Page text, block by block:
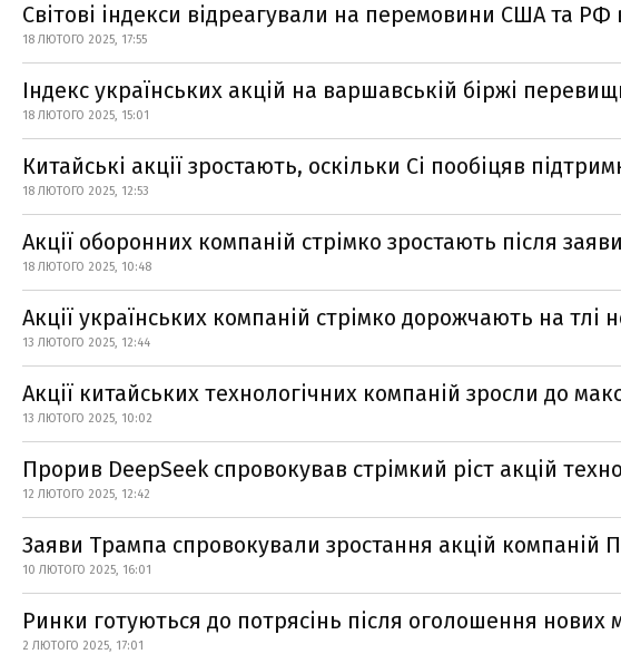
Світові індекси відреагували на перемовини США та РФ
18 ЛЮТОГО 2025, 17:55
Індекс українських акцій на варшавській біржі
18 ЛЮТОГО 2025, 15:01
Китайські акції зростають, оскільки Сі пообіцяв
18 ЛЮТОГО 2025, 12:53
Акції оборонних компаній стрімко зростають після
18 ЛЮТОГО 2025, 10:48
Акції українських компаній стрімко дорожчають на
13 ЛЮТОГО 2025, 12:44
Акції китайських технологічних компаній зросли до
13 ЛЮТОГО 2025, 10:02
Прорив DeepSeek спровокував стрімкий ріст акцій
12 ЛЮТОГО 2025, 12:42
Заяви Трампа спровокували зростання акцій компаній
10 ЛЮТОГО 2025, 16:01
Ринки готуються до потрясінь після оголошення нових
2 ЛЮТОГО 2025, 17:01